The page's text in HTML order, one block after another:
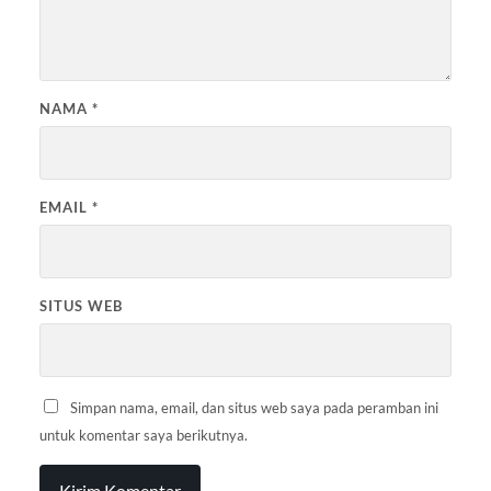
NAMA *
EMAIL *
SITUS WEB
Simpan nama, email, dan situs web saya pada peramban ini
untuk komentar saya berikutnya.